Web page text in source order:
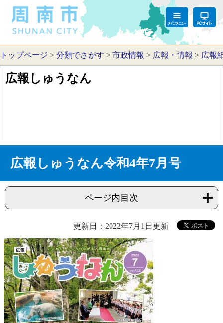
トップページ > 分類でさがす > 市政情報 > 広報・情報 > 広報
広報しゅうなん
広報しゅうなん令和4年7月号
ページ内目次
更新日：2022年7月1日更新